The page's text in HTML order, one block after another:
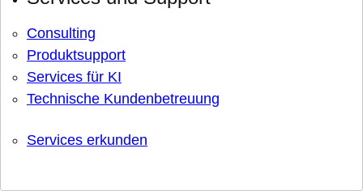
Consulting
Produktsupport
Services für KI
Technische Kundenbetreuung
Services erkunden